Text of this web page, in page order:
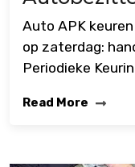
Auto APK
op zaterdag:
Periodieke
Read More